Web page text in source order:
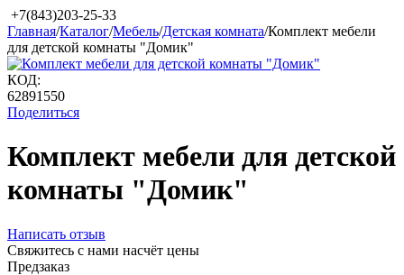
+7(843)203-25-33
Главная/Каталог/Мебель/Детская комната/Комплект мебели
для детской комнаты "Домик"
КОД:
62891550
Поделиться
Комплект мебели для детской
комнаты "Домик"
Написать отзыв
Свяжитесь с нами насчёт цены
Предзаказ